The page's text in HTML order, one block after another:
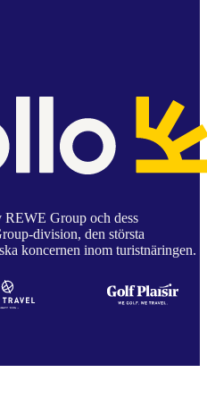
REWE Group och dess
division, den största
koncernen inom turistnäringen.